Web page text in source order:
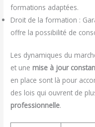
formations adaptées.
Droit de la formation :
offre la possibilité de
Les dynamiques du
et une mise à jour
en place sont là pour
des lois qui ouvrent de
professionnelle.